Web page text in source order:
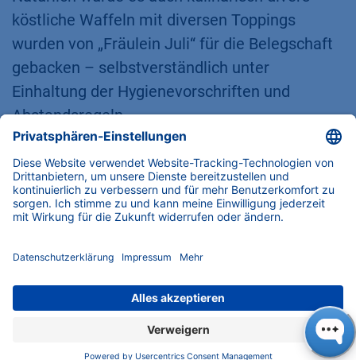
köstliche Waffeln mit diversen Toppings
wurden von „Fräulein Juli“ für die Belegschaft
gebacken – selbstverständlich unter
Einhaltung der Hygienevorschriften und
Abstandsregeln.​
Toppings für diverse Waffeln von Fräulein Juli (Foto:
KNAUER)
Über KNAUER:
Das Familienunternehmen KNAUER
Wissenschaftliche Geräte GmbH entwickelt
Hightech-Labormessgeräte, beispielsweise